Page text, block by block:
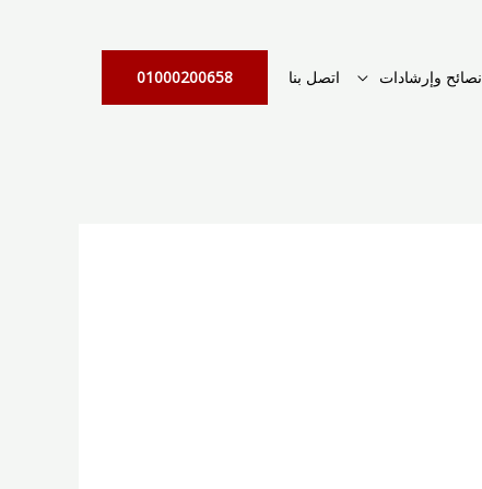
نصائح وإرشادات اتصل بنا 01000200658